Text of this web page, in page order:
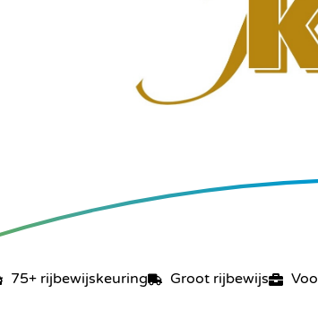
75+ rijbewijskeuring Groot rijbewijs